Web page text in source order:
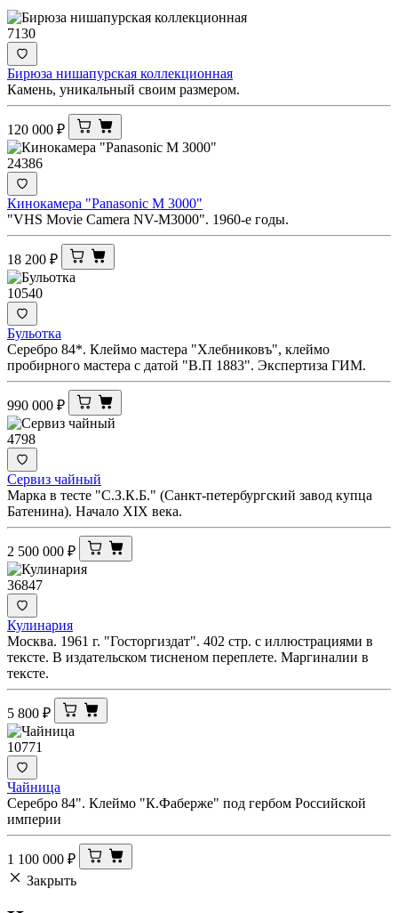
7130
Бирюза нишапурская коллекционная
Камень, уникальный своим размером.
120 000 ₽
24386
Кинокамера "Panasonic M 3000"
"VHS Movie Camera NV-M3000". 1960-е годы.
18 200 ₽
10540
Бульотка
Серебро 84*. Клеймо мастера "Хлебниковъ", клеймо
пробирного мастера с датой "В.П 1883". Экспертиза ГИМ.
990 000 ₽
4798
Сервиз чайный
Марка в тесте "С.З.К.Б." (Санкт-петербургский завод купца
Батенина). Начало XIX века.
2 500 000 ₽
36847
Кулинария
Москва. 1961 г. "Госторгиздат". 402 стр. с иллюстрациями в
тексте. В издательском тисненом переплете. Маргиналии в
тексте.
5 800 ₽
10771
Чайница
Серебро 84". Клеймо "К.Фаберже" под гербом Российской
империи
1 100 000 ₽
Закрыть